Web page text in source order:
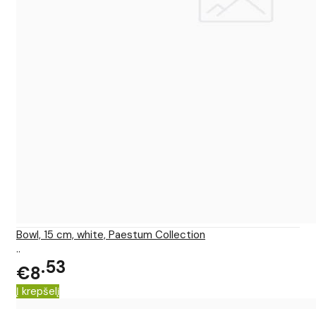
Bowl, 15 cm, white, Paestum Collection
..
€8 53
Į krepšelį